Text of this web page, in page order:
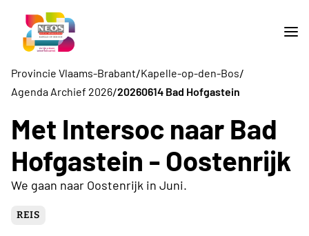
Provincie Vlaams-Brabant/Kapelle-op-den-Bos/
Agenda Archief 2026/20260614 Bad Hofgastein
Met Intersoc naar Bad
Hofgastein - Oostenrijk
We gaan naar Oostenrijk in Juni.
REIS